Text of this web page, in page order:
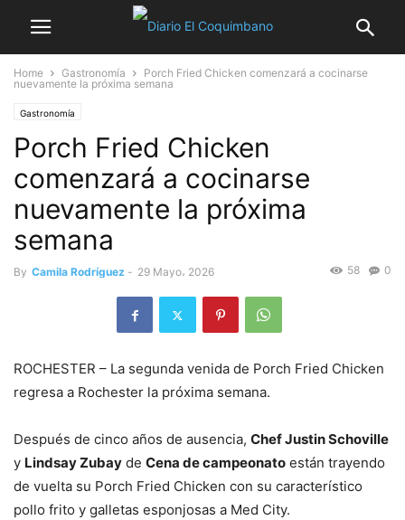
Home Gastronomía
Porch Fried Chicken comenzará a cocinarse
nuevamente la próxima semana
Gastronomía
Porch Fried Chicken
comenzará a cocinarse
nuevamente la próxima
semana
By Camila Rodríguez - 29 Mayo، 2026 0
58
ROCHESTER – La segunda venida de Porch Fried Chicken
regresa a Rochester la próxima semana.
Después de cinco años de ausencia, Chef Justin Schoville
y Lindsay Zubay de Cena de campeonato están trayendo
de vuelta su Porch Fried Chicken con su característico
pollo frito y galletas esponjosas a Med City.